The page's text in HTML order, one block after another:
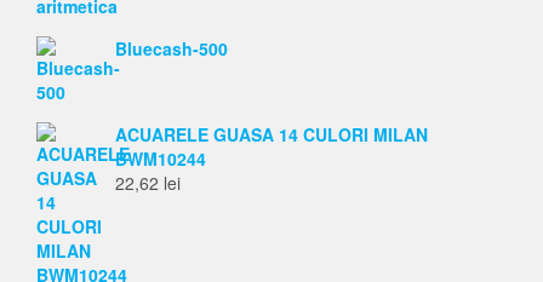
Bluecash-500
ACUARELE GUASA 14 CULORI MILAN
BWM10244
22,62 lei